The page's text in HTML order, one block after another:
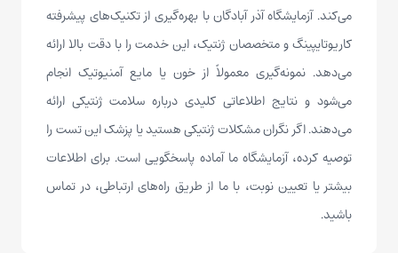
می‌کند. آزمایشگاه آذر آبادگان با بهره‌گیری از تکنیک‌های پیشرفته
کاریوتایپینگ و متخصصان ژنتیک، این خدمت را با دقت بالا ارائه
می‌دهد. نمونه‌گیری معمولاً از خون یا مایع آمنیوتیک انجام
می‌شود و نتایج اطلاعاتی کلیدی درباره سلامت ژنتیکی ارائه
می‌دهند. اگر نگران مشکلات ژنتیکی هستید یا پزشک این تست را
توصیه کرده، آزمایشگاه ما آماده پاسخگویی است. برای اطلاعات
بیشتر یا تعیین نوبت، با ما از طریق راه‌های ارتباطی، در تماس
باشید.